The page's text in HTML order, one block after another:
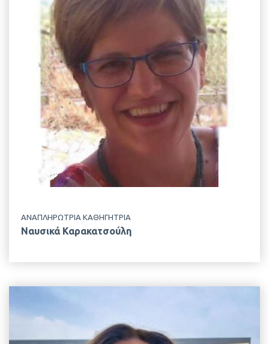
ΑΝΑΠΛΗΡΩΤΡΙΑ ΚΑΘΗΓΗΤΡΙΑ
Ναυσικά Καρακατσούλη
nafsika@aua.gr
ΤΗΛΕΦΩΝΟ
+30 210 529 4429
ΤΟΠΟΘΕΣΙΑ
Κτίριο Δημακόπουλου, 1ος Όροφος
ΕΡΓΑΣΤΗΡΙΟ
Εφηρμοσμένης Υδροβιολογίας